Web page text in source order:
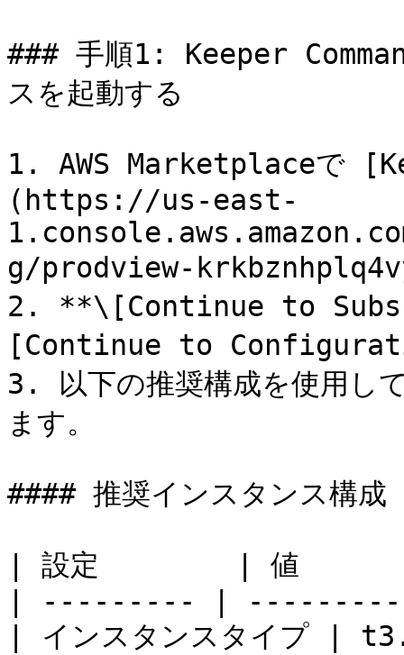
### 手順1: Keeper
スを起動する
1. AWS Marketplaceで
(https://us-east-
g/prodview-
2. **\[Continue to
[Continue to
3. 以下の推奨構成を使用し
ます。
#### 推奨インスタンス構成
| 設定        | 値
| --------- |
| インスタンスタイ